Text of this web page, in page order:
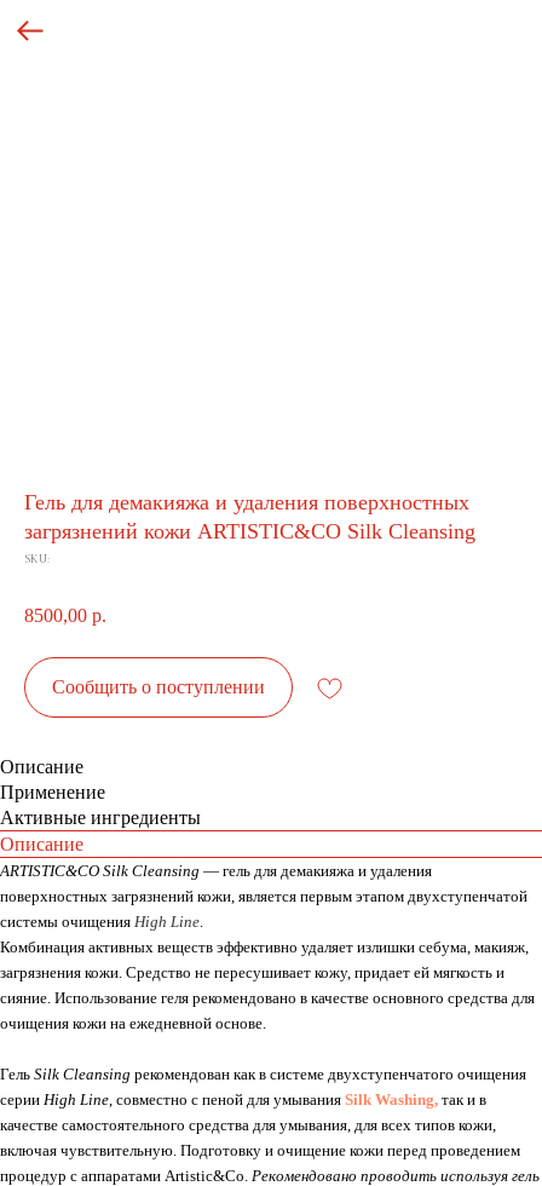
Гель для демакияжа и удаления поверхностных
загрязнений кожи ARTISTIC&CO Silk Cleansing
SKU:
8500,00 р.
Сообщить о поступлении
Описание
Применение
Активные ингредиенты
Описание
ARTISTIC&CO Silk Cleansing — гель для демакияжа и удаления
поверхностных загрязнений кожи, является первым этапом двухступенчатой
системы очищения High Line.
Комбинация активных веществ эффективно удаляет излишки себума, макияж,
загрязнения кожи. Средство не пересушивает кожу, придает ей мягкость и
сияние. Использование геля рекомендовано в качестве основного средства для
очищения кожи на ежедневной основе.
Гель Silk Cleansing рекомендован как в системе двухступенчатого очищения
серии High Line, совместно с пеной для умывания Silk Washing, так и в
качестве самостоятельного средства для умывания, для всех типов кожи,
включая чувствительную. Подготовку и очищение кожи перед проведением
процедур с аппаратами Artistic&Co. Рекомендовано проводить используя гель